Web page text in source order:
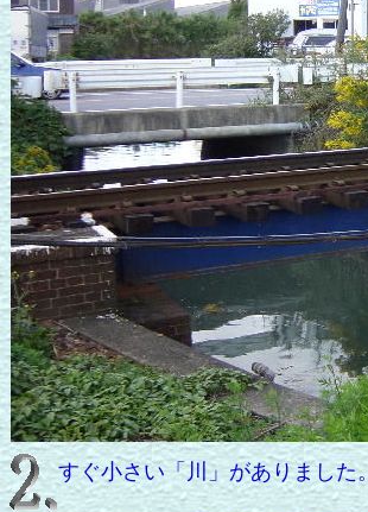
すぐ小さい「川」がありました。